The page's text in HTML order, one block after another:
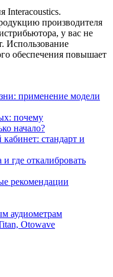
Interacoustics.
производителя
у вас не
Использование
обеспечения повышает
применение модели
почему
начало?
стандарт и
и где откалибровать
рекомендации
аудиометрам
Otowave